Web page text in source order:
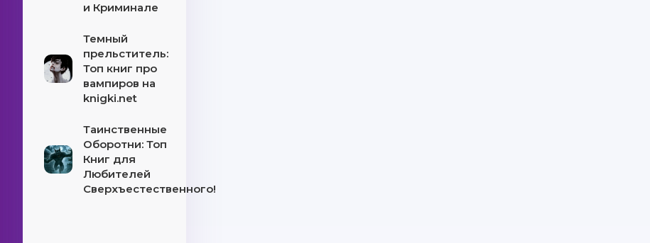
и Криминале
Темный
прельститель:
Топ книг про
вампиров на
knigki.net
Таинственные
Оборотни: Топ
Книг для
Любителей
Сверхъестественного!